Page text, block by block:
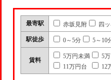
最寄駅 赤坂見附 四
駅徒歩 0～5分 5～10
賃料
5万円未満
5
11万円台
12